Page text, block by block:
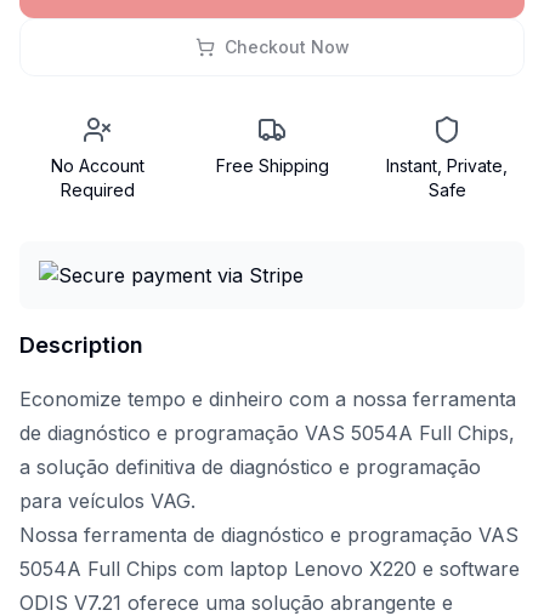
Checkout Now
No Account
Required
Free Shipping
Instant, Private,
Safe
Description
Economize tempo e dinheiro com a nossa ferramenta
de diagnóstico e programação VAS 5054A Full Chips,
a solução definitiva de diagnóstico e programação
para veículos VAG.
Nossa ferramenta de diagnóstico e programação VAS
5054A Full Chips com laptop Lenovo X220 e software
ODIS V7.21 oferece uma solução abrangente e